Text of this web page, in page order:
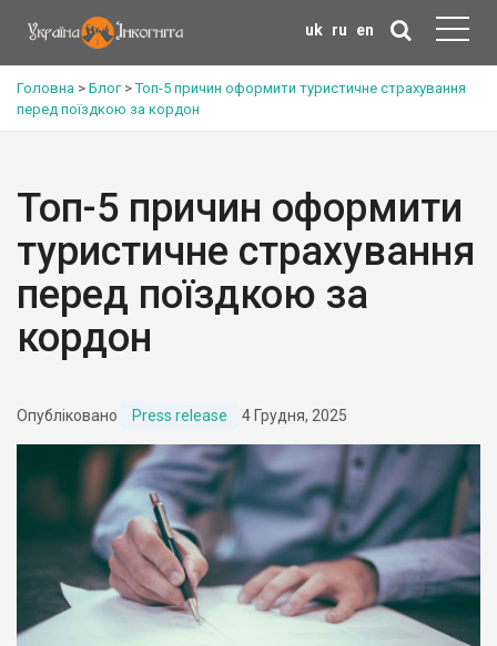
uk ru en
Головна > Блог>Топ-5 причин оформити туристичне страхування
перед поїздкою за кордон
Топ-5 причин оформити
туристичне страхування
перед поїздкою за
кордон
Опубліковано Press release 4 Грудня, 2025